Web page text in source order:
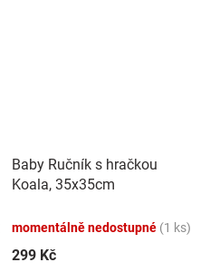
Baby Ručník s hračkou
Koala, 35x35cm
momentálně nedostupné (1 ks)
299 Kč